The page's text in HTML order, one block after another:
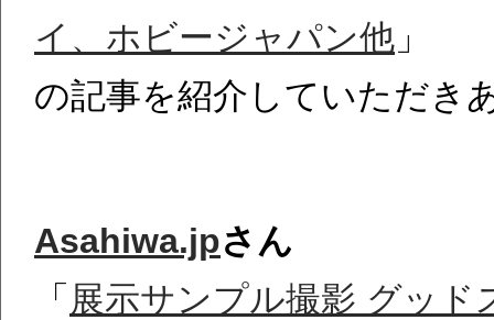
イ、ホビージャパン他 」
の記事を紹介していただき
Asahiwa.jpさん
「 展示サンプル撮影 グッ